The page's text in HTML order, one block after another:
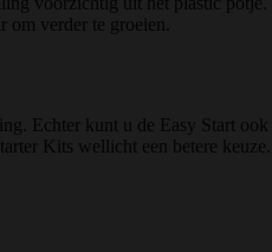
verder te groeien.
Echter kunt u de Easy Start
Kits wellicht een betere keuze.